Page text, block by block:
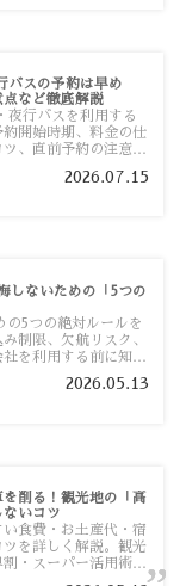
バスの予約は早め
点など徹底解説
夜行バスを利用する
開始時期、料金の仕
、直前予約の注意点
2026.07.15
しないための「5つの
5つの絶対ルールを
制限、欠航リスク、
を利用する前に知っ
2026.05.13
を削る！観光地の「高
いコツ
食費・お土産代・宿
を詳しく解説。観光
・スーパー活用術、